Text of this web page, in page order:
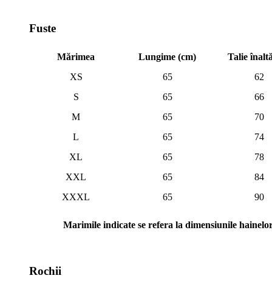
Fuste
Mărimea Lungime (cm)
Talie
XS
65
62
S
65
66
M
65
70
L
65
74
XL
65
78
XXL
65
84
XXXL
65 90
Marimile indicate se refera la dimensiunile
Rochii